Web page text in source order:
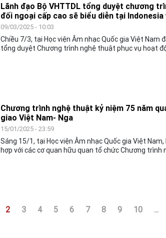
Lãnh đạo Bộ VHTTDL tổng duyệt chương
đối ngoại cấp cao sẽ biểu diễn tại Indonesia
09/03/2025 - 10:03
Chiều 7/3, tại Học viện Âm nhạc Quốc gia Việt Nam
tổng duyệt Chương trình nghệ thuật phục vụ hoạt
Chương trình nghệ thuật kỷ niệm 75 năm
giao Việt Nam- Nga
15/01/2025 - 23:59
Sáng 15/1, tại Học viện Âm nhạc Quốc gia Việt Nam,
hợp với các cơ quan hữu quan tổ chức Chương trình
2 3 4 5 6 7 8 9 10 ...